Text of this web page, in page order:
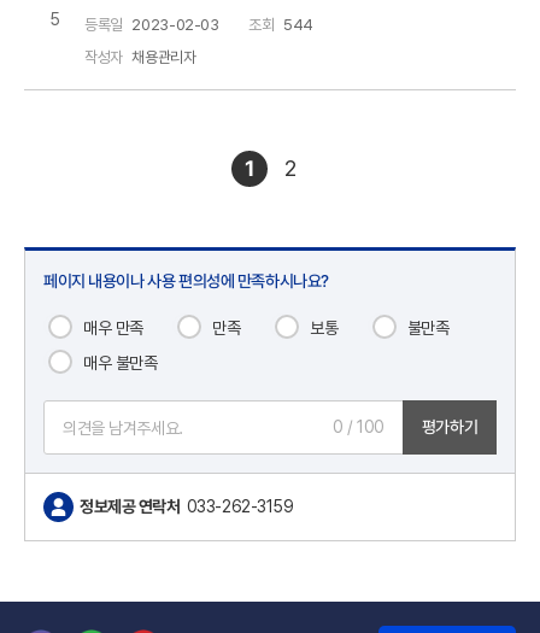
5 등록일 2023-02-03 조회 544
작성자 채용관리자
1 2
페이지 내용이나 사용 편의성에 만족하시나요?
매우 만족 만족 보통
불만족
매우 불만족
0 / 100 평가하기
정보제공 연락처 033-262-3159